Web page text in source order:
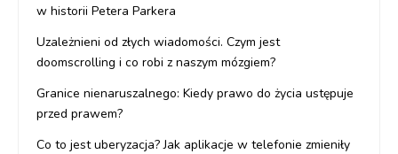
w historii Petera Parkera
Uzależnieni od złych wiadomości. Czym jest
doomscrolling i co robi z naszym mózgiem?
Granice nienaruszalnego: Kiedy prawo do życia ustępuje
przed prawem?
Co to jest uberyzacja? Jak aplikacje w telefonie zmieniły